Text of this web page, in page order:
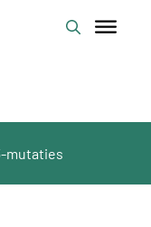
mutaties